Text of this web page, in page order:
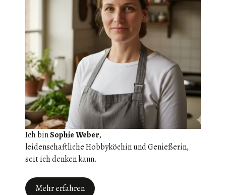
Ich binSophie Weber,
leidenschaftliche Hobbyköchin und Genießerin,
seit ich denken kann.
Mehr erfahren